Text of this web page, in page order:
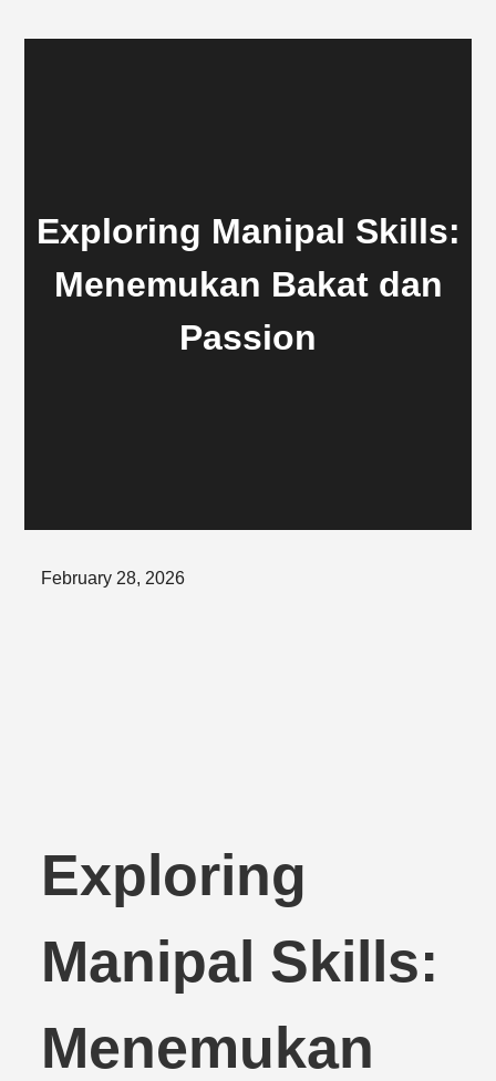
Exploring Manipal Skills:
Menemukan Bakat dan
Passion
Posted
February 28, 2026
Exploring
Manipal Skills:
Menemukan